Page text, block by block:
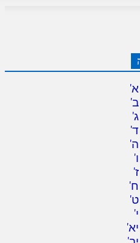
'
'
'
'
'
'
'
'
'
'
'